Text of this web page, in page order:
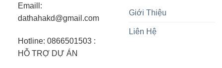
Emaill:
dathahakd@gmail.com
Hotline: 0866501503 :
HỖ TRỢ DỰ ÁN
Giới Thiệu
Liên Hệ